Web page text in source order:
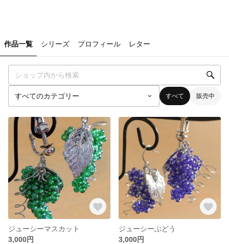
作品一覧 シリーズ プロフィール レター
すべて 販売中
ジューシーマスカット
3,000円
ジューシーぶどう
3,000円